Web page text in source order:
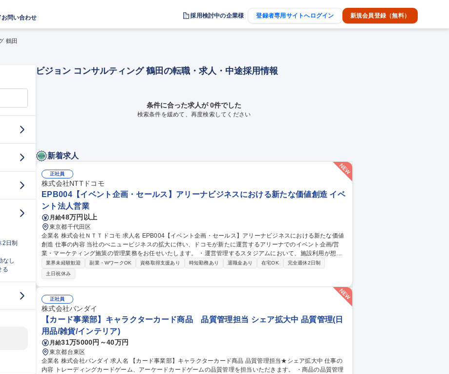
お問い合わせ 採用検討中の企業様 登録者専用サイトへログイン 新規会員登録（無料）
鶴田
2日制
なし
る
ビジョン コンサルティング 鶴田の転職・求人・中途採用情報
条件に合った求人が 0件でした
検索条件を緩めて、再度検索してください
新着求人
正社員
株式会社NTTドコモ
EPB004【イベント企画・セールス】アリーナビジネスにおける新たな価値創造 イベ
ント法人営業
月給48万円以上
東京都千代田区
企業名 株式会社ＮＴＴドコモ 求人名 EPB004【イベント企画・セールス】アリーナビジネスにおける新たな価値
創造 仕事の内容 当社のべニュービジネスの拡大に伴い、ドコモが新たに運営するアリーナでのイベント企画/営
業・マーケティング施策の管理業務をお任せいたします。 ・運営管理するスタジアムにおいて、施設利用が想定
される興行主（特に音楽興行主）へのブッキング営業業務や自主イベントの企画立案 ・上記イベント利用時にお
ける、マーケティング施策の実行管理 ※今回のポジションでは、採用後管理するスタジアム運営会社への出向可
業界未経験歓迎 副業・WワークOK 資格取得支援あり 時短勤務あり 退職金あり 在宅OK
完全週休2日制
土日祝休み
正社員
株式会社バンダイ
【カード事業部】キャラクターカード商品 品質管理担当 シェア拡大中 品質管理(日
用品/雑貨/インテリア)
月給31万5000円～40万円
東京都台東区
企業名 株式会社バンダイ 求人名 【カード事業部】キャラクターカード商品 品質管理担当★シェア拡大中 仕事の
内容 トレーディングカードゲーム、アーケードカードゲームの品質管理を担当いただきます。 ・商品の品質管理